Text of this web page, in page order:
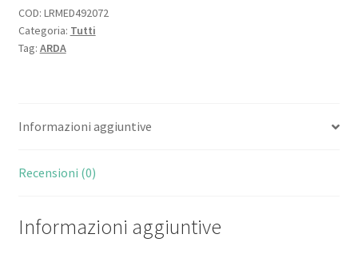
COD: LRMED492072
Categoria: Tutti
Tag: ARDA
Informazioni aggiuntive
Recensioni (0)
Informazioni aggiuntive